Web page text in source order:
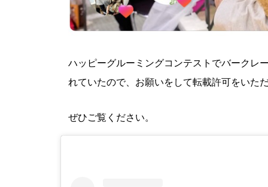
ハッピーグルーミングコンテストでバークレ
れていたので、お願いをして転載許可をいた
ぜひご覧ください。